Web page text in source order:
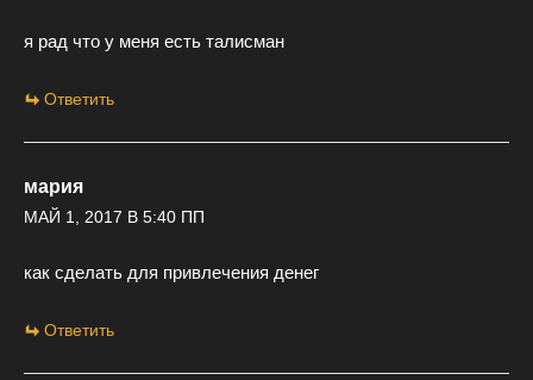
я рад что у меня есть талисман
Ответить
мария
МАЙ 1, 2017 В 5:40 ПП
как сделать для привлечения денег
Ответить